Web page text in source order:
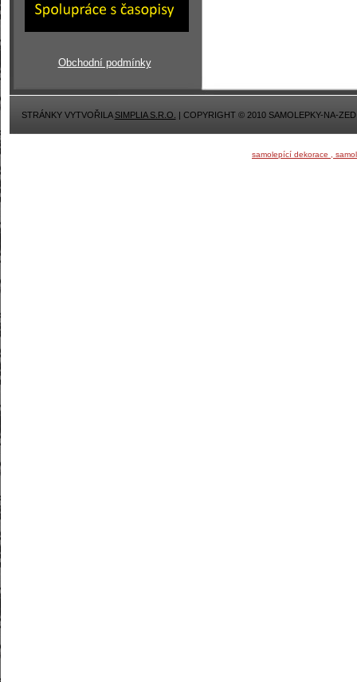
Obchodní podmínky
STRÁNKY VYTVOŘILASIMPLIA S.R.O. | COPYRIGHT © 2010 SAMOLEPKY-NA-
samolepící dekorace ,